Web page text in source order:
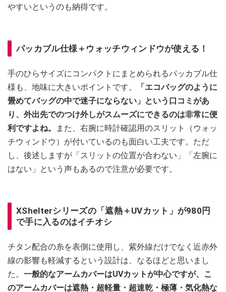
やすいというのも納得です。
パッカブル仕様＋ウォッチウィンドウが使える！
手のひらサイズにコンパクトにまとめられるパッカブル仕
様も、地味に大きいポイントです。
「エコバッグのように
畳めてバッグの中で迷子にならない」という口コミがあ
り、外出先でのつけ外しがスムーズにできるのは非常に便
利ですよね。
また、右腕に時計確認用のスリット（ウォッ
チウィンドウ）が付いているのも面白い工夫です。ただ
し、後述しますが「スリットの位置が合わない」「左腕に
はない」という声もあるので注意が必要です。
XShelterシリーズの「遮熱＋UVカット」が980円
で手に入るのはイチオシ
チタン配合の糸を表側に使用し、紫外線だけでなく近赤外
線の影響も軽減するという設計は、なるほどと思いまし
た。 一般的なアームカバーはUVカットが中心ですが、こ
のアームカバーは遮熱・超軽量・超速乾・極薄・気化熱な